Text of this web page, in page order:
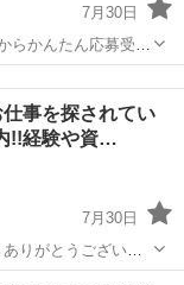
7月30日
たん応募受付
事を探されてい
!!経験や資…
7月30日
りがとうございま
りご希望条件やご状